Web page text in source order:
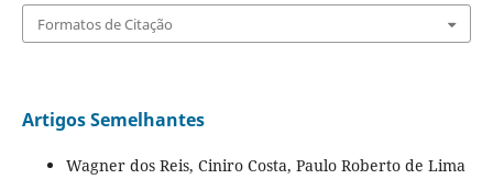
Formatos de Citação
Artigos Semelhantes
Wagner dos Reis, Ciniro Costa, Paulo Roberto de Lima